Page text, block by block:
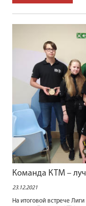
Команда КТМ –
23.12.2021
На итоговой встрече